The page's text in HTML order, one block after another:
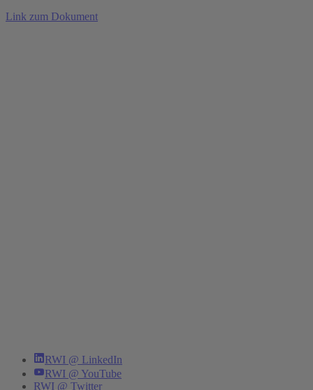
Link zum Dokument
RWI @ LinkedIn
RWI @ YouTube
RWI @ Twitter